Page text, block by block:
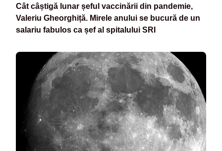
Cât câștigă lunar șeful vaccinării din pandemie,
Valeriu Gheorghiță. Mirele anului se bucură de un
salariu fabulos ca șef al spitalului SRI